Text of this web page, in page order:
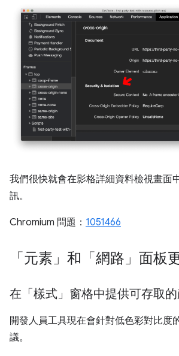
我們很快就會在影格詳細資料檢視畫面
訊。
Chromium 問題： 1051466
「元素」和「網路」面板
在「樣式」窗格中提供可存取
開發人員工具現在會針對低色彩對比度
議。